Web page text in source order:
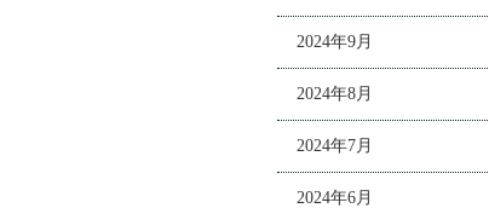
2024年9月
2024年8月
2024年7月
2024年6月